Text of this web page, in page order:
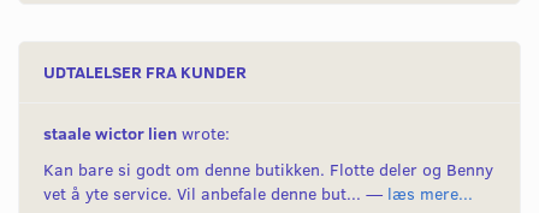
UDTALELSER FRA KUNDER
staale wictor lien wrote:
Kan bare si godt om denne butikken. Flotte deler og Benny
vet å yte service. Vil anbefale denne but... — læs mere...